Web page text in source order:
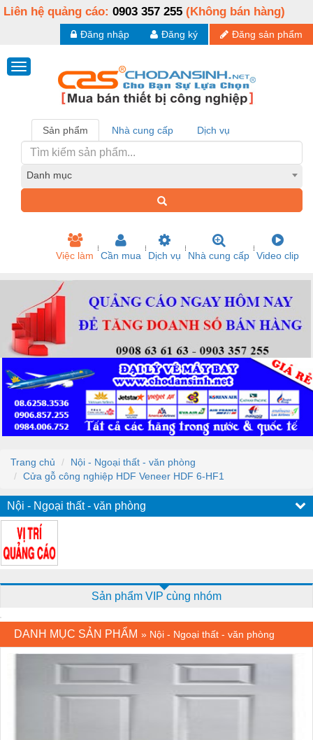
Liên hệ quảng cáo: 0903 357 255 (Không bán hàng)
Đăng sản phẩm
Đăng ký
Đăng nhập
Sản phẩm Nhà cung cấp Dịch vụ
Danh mục
Việc làm Cần mua Dịch vụ Nhà cung cấp Video clip
Trang chủ
Nội - Ngoại thất - văn phòng
Cửa gỗ công nghiệp HDF Veneer HDF 6-HF1
Nội - Ngoại thất - văn phòng
Sản phẩm VIP cùng nhóm
DANH MỤC SẢN PHẨM » Nội - Ngoại thất - văn phòng